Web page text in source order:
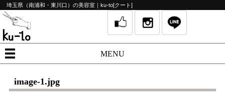
埼玉県（南浦和・東川口）の美容室｜ku-to[クート]
MENU
image-1.jpg